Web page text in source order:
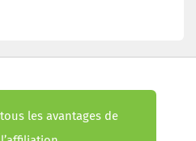
les avantages de